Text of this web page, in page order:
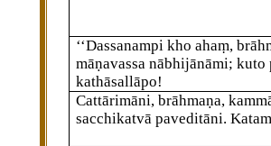
‘‘Dassanampi kho ahaṃ,
māṇavassa nābhijānāmi; kuto
kathāsallāpo!
Cattārimāni, brāhmaṇa,
sacchikatvā paveditāni.